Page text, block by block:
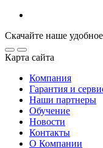
Скачайте наше
Карта сайта
Компания
Гарантия и
Наши партнеры
Обучение
Новости
Контакты
О Компании